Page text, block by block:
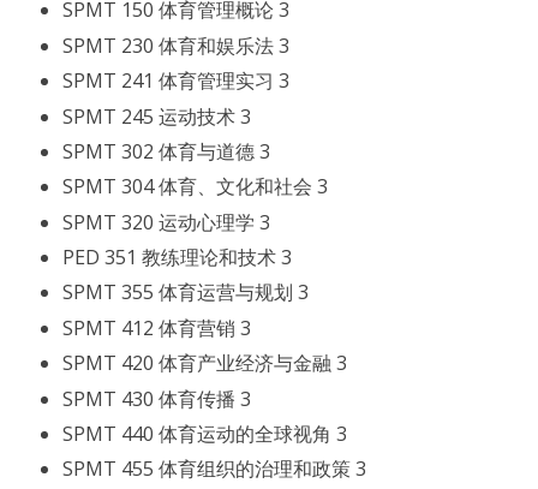
SPMT 150 体育管理概论 3
SPMT 230 体育和娱乐法 3
SPMT 241 体育管理实习 3
SPMT 245 运动技术 3
SPMT 302 体育与道德 3
SPMT 304 体育、文化和社会 3
SPMT 320 运动心理学 3
PED 351 教练理论和技术 3
SPMT 355 体育运营与规划 3
SPMT 412 体育营销 3
SPMT 420 体育产业经济与金融 3
SPMT 430 体育传播 3
SPMT 440 体育运动的全球视角 3
SPMT 455 体育组织的治理和政策 3